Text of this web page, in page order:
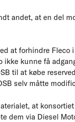
andet, at en del
at forhindre Fleco
kunne få
til at købe
selv måtte
at
dem via Diesel